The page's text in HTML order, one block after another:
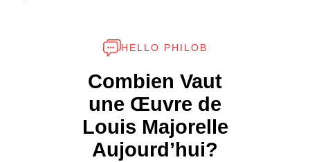
HELLO PHILOB
Combien Vaut
une Œuvre de
Louis Majorelle
Aujourd’hui?